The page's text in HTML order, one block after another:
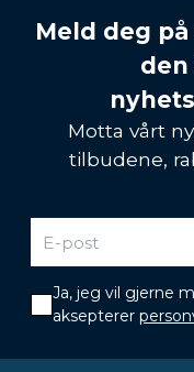
Meld deg
Motta vårt
tilbudene,
Ja, jeg vil gjerne
aksepterer